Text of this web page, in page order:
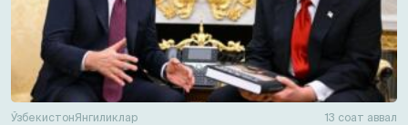
ЎзбекистонЯнгиликлар 13 соат аввал